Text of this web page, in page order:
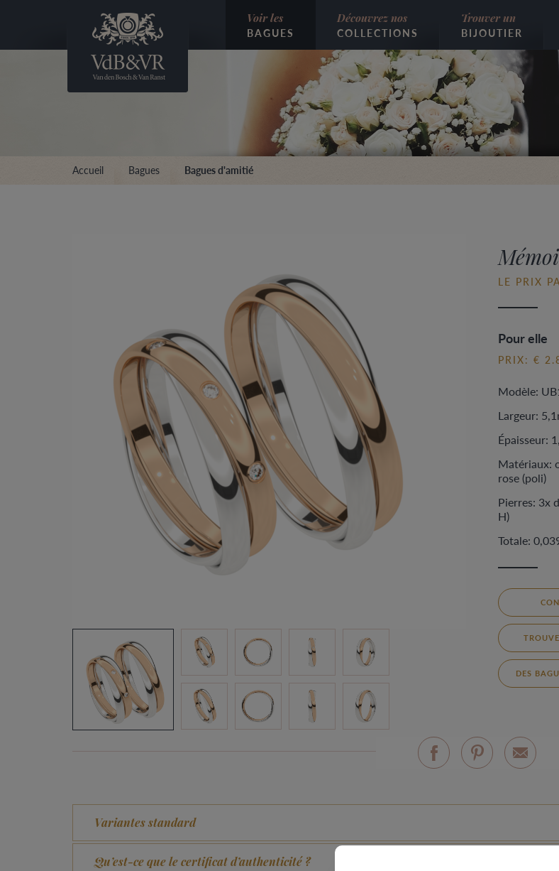
Voir les
BAGUES
Découvrez nos
COLLECTIONS
Trouver un
BIJOUTIER
Accueil Bagues Bagues d'amitié
LE PRIX
Pour elle
PRIX: €
Modèle:
Largeur:
Épaisseur:
Matériaux:
rose (poli)
Pierres: 3x
H)
Totale:
DES
Variantes standard
Qu’est-ce que le certificat d’authenticité ?